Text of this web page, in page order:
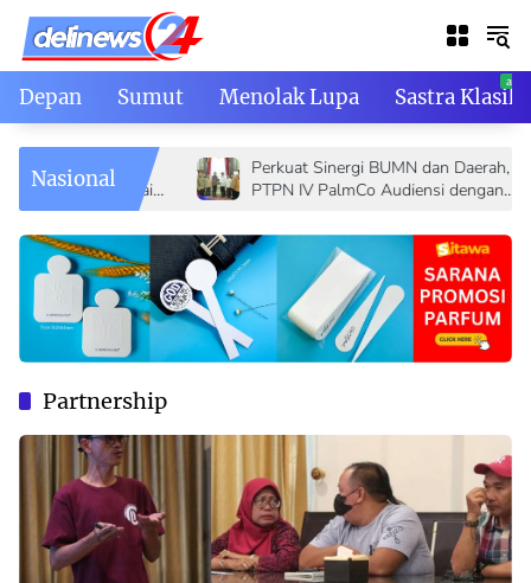
Skip
content
Depan Sumut Menolak Lupa Sastra Klasik
Nasional
26
Berbagai
Perkuat Sinergi BUMN dan Daerah,
PTPN IV PalmCo Audiensi dengan
Partnership